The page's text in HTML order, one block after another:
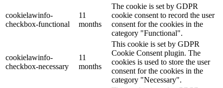
cookielawinfo-
checkbox-functional
11
months
The cookie is set by GDPR
cookie consent to record the user
consent for the cookies in the
category "Functional".
cookielawinfo-
checkbox-necessary
11
months
This cookie is set by GDPR
Cookie Consent plugin. The
cookies is used to store the user
consent for the cookies in the
category "Necessary".